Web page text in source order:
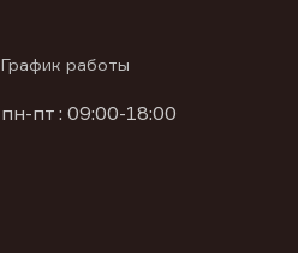
График работы
пн-пт : 09:00-18:00